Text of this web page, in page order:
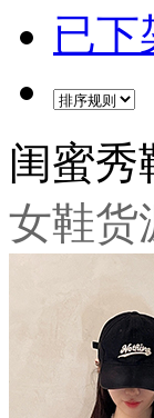
已下
闺蜜秀
女鞋货